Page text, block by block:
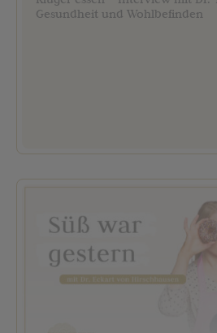
Gesundheit und Wohlbefinden